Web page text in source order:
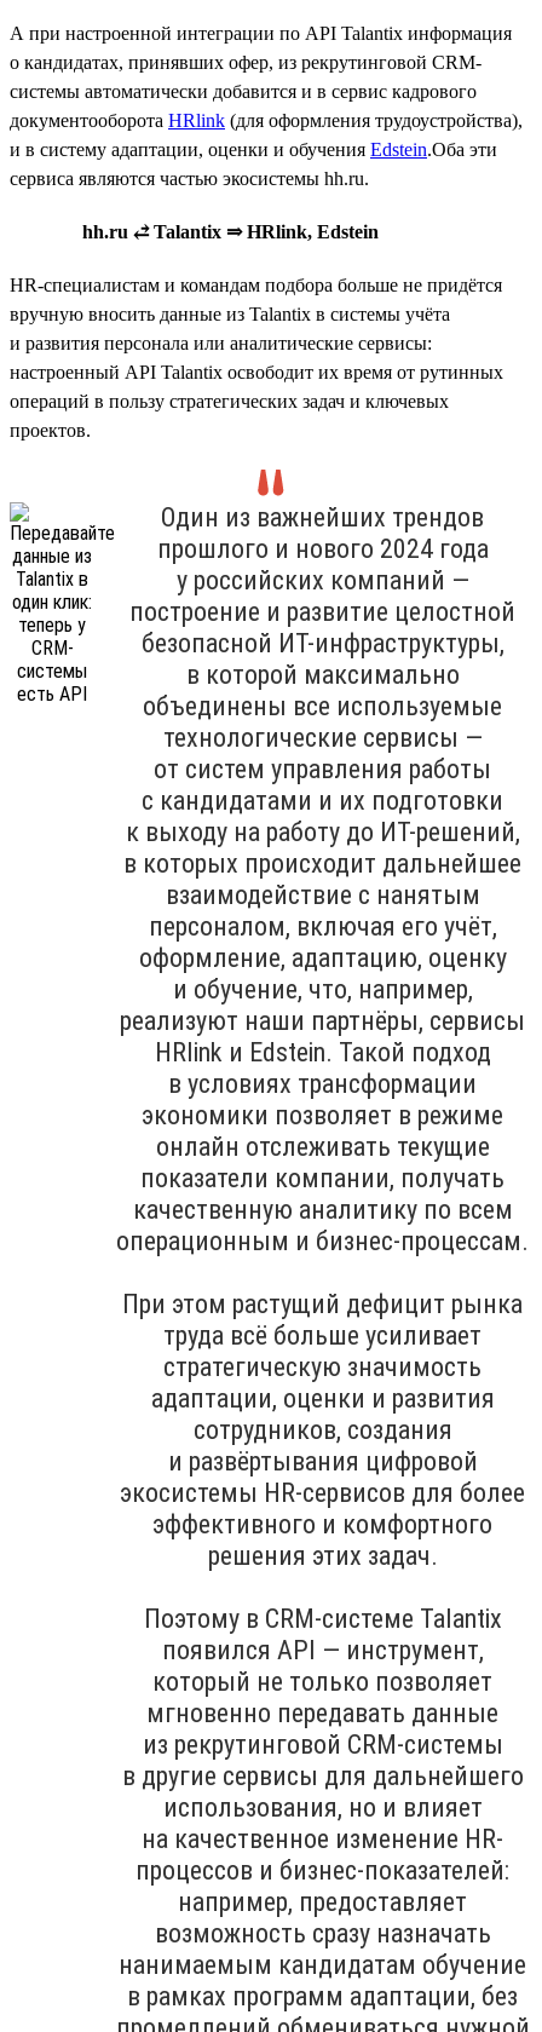
А при настроенной интеграции по API Talantix информация
о кандидатах, принявших офер, из рекрутинговой CRM-
системы автоматически добавится и в сервис кадрового
документооборота HRlink (для оформления трудоустройства),
и в систему адаптации, оценки и обучения Edstein.Оба эти
сервиса являются частью экосистемы hh.ru.
hh.ru ⥄ Talantix ⇒ HRlink, Edstein
HR-специалистам и командам подбора больше не придётся
вручную вносить данные из Talantix в системы учёта
и развития персонала или аналитические сервисы:
настроенный API Talantix освободит их время от рутинных
операций в пользу стратегических задач и ключевых
проектов.
Один из важнейших трендов
прошлого и нового 2024 года
у российских компаний —
построение и развитие целостной
безопасной ИТ-инфраструктуры,
в которой максимально
объединены все используемые
технологические сервисы —
от систем управления работы
с кандидатами и их подготовки
к выходу на работу до ИТ-решений,
в которых происходит дальнейшее
взаимодействие с нанятым
персоналом, включая его учёт,
оформление, адаптацию, оценку
и обучение, что, например,
реализуют наши партнёры, сервисы
HRlink и Edstein. Такой подход
в условиях трансформации
экономики позволяет в режиме
онлайн отслеживать текущие
показатели компании, получать
качественную аналитику по всем
операционным и бизнес-процессам.
При этом растущий дефицит рынка
труда всё больше усиливает
стратегическую значимость
адаптации, оценки и развития
сотрудников, создания
и развёртывания цифровой
экосистемы HR-сервисов для более
эффективного и комфортного
решения этих задач.
Поэтому в CRM-системе Talantix
появился API — инструмент,
который не только позволяет
мгновенно передавать данные
из рекрутинговой CRM-системы
в другие сервисы для дальнейшего
использования, но и влияет
на качественное изменение HR-
процессов и бизнес-показателей:
например, предоставляет
возможность сразу назначать
нанимаемым кандидатам обучение
в рамках программ адаптации, без